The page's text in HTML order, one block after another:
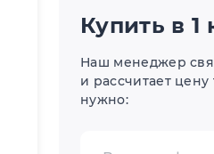
Купить в 1
Наш менеджер
и рассчитает цену
нужно: